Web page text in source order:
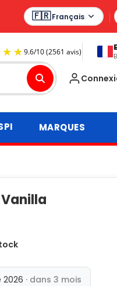
Français
MARQUES
2026 · dans 3 mois